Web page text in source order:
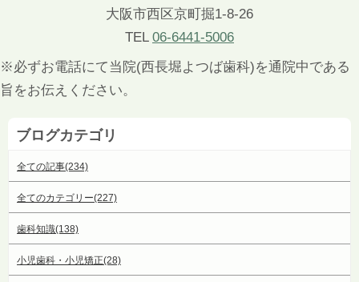
大阪市西区京町掘1-8-26
TEL 06-6441-5006
※必ずお電話にて当院(西長堀よつば歯科)を通院中である
旨をお伝えください。
ブログカテゴリ
全ての記事(234)
全てのカテゴリー(227)
歯科知識(138)
小児歯科・小児矯正(28)